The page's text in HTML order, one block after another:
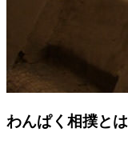
わんぱく相撲とは